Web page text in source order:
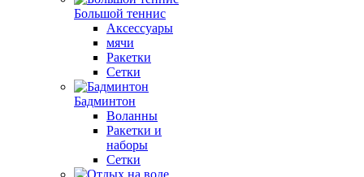
Большой теннис
Аксессуары
мячи
Ракетки
Сетки
Бадминтон
Воланны
Ракетки и
наборы
Сетки